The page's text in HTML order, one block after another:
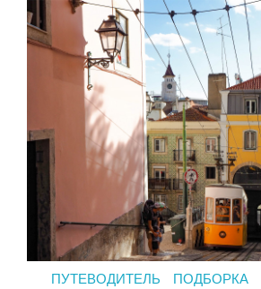
ПУТЕВОДИТЕЛЬ ПОДБОРКА